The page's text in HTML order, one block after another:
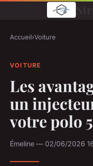
Accueil›Voiture
VOITURE
Les
un
votre polo 5
Émeline — 02/06/2026